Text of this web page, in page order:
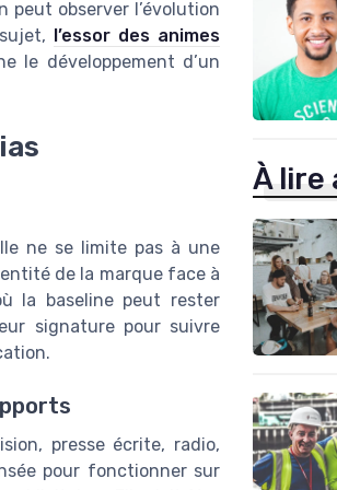
peut observer l’évolution
l’essor des animes
le développement d’un
ne se limite pas à une
de la marque face à
la baseline peut rester
signature pour suivre
presse écrite, radio,
pour fonctionner sur
À lire